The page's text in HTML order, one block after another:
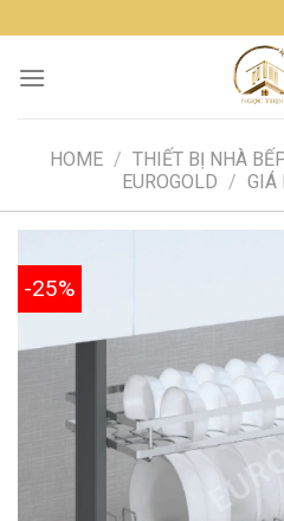
to
content
HOME / THIẾT BỊ NHÀ
EUROGOLD / GIÁ
-25%